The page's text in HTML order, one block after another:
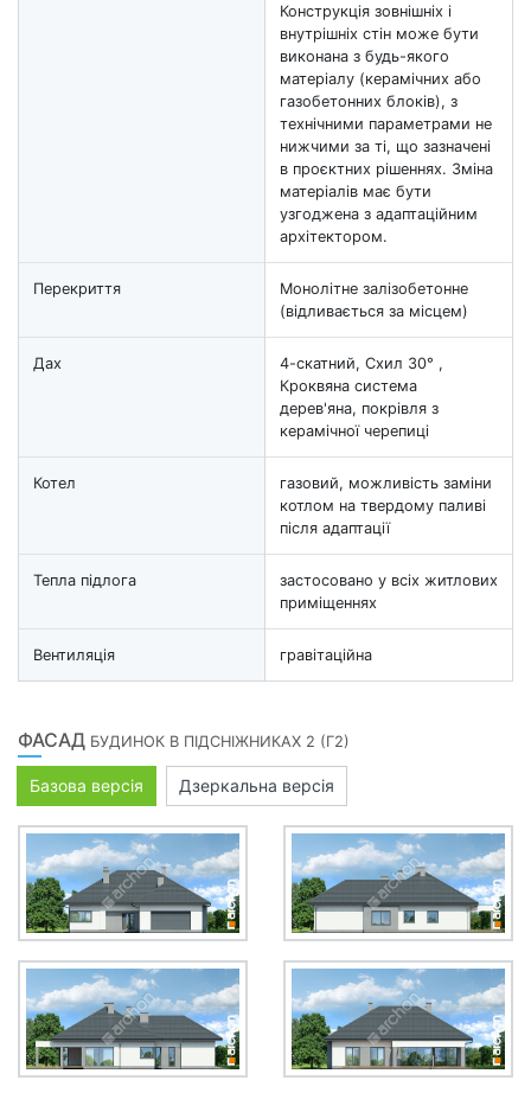
Конструкція зовнішніх і
внутрішніх стін може бути
виконана з будь-якого
матеріалу (керамічних або
газобетонних блоків), з
технічними параметрами не
нижчими за ті, що зазначені
в проєктних рішеннях. Зміна
матеріалів має бути
узгоджена з адаптаційним
архітектором.
Перекриття
Монолітне залізобетонне
(відливається за місцем)
Дах
4-скатний, Схил 30° ,
Кроквяна система
дерев'яна, покрівля з
керамічної черепиці
Котел
газовий, можливість заміни
котлом на твердому паливі
після адаптації
Тепла підлога
застосовано у всіх житлових
приміщеннях
Вентиляція гравітаційна
ФАСАД БУДИНОК В ПІДСНІЖНИКАХ 2 (Г2)
Базова версія Дзеркальна версія